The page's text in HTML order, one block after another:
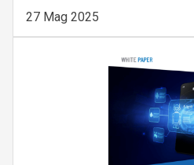
27 Mag 2025